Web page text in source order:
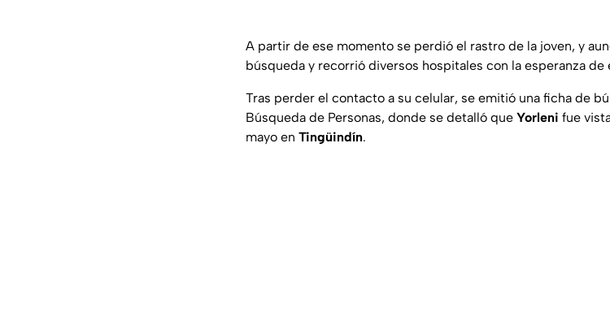
A partir de ese momento se perdió el rastro de la joven, y
búsqueda y recorrió diversos hospitales con la esperanza de
Tras perder el contacto a su celular, se emitió una ficha de
Búsqueda de Personas, donde se detalló que Yorleni fue
mayo en Tingüindín.